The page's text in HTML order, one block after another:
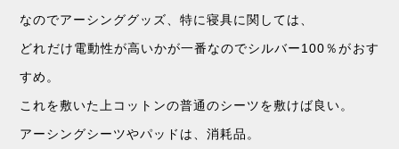
なのでアーシンググッズ、特に寝具に関しては、
どれだけ電動性が高いかが一番なのでシルバー100％がおす
すめ。
これを敷いた上コットンの普通のシーツを敷けば良い。
アーシングシーツやパッドは、消耗品。